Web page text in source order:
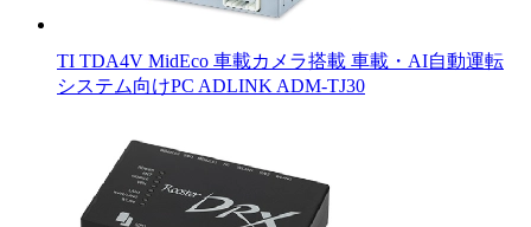
TI TDA4V MidEco 車載カメラ搭載 車載・AI自動運転
システム向けPC ADLINK ADM-TJ30